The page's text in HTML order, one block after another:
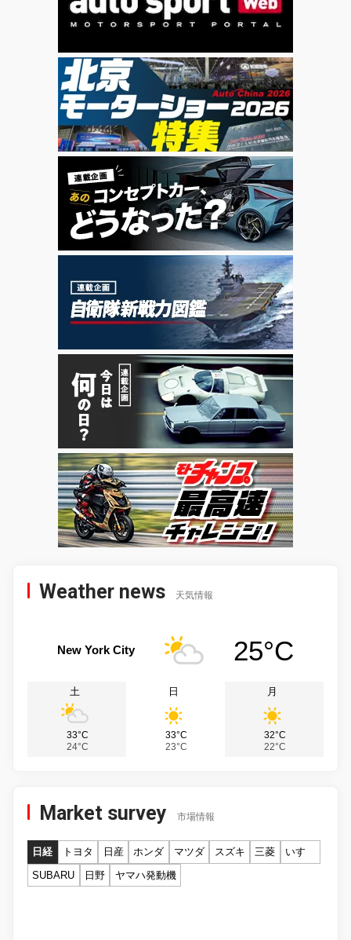
Weather news 天気情報
New York City 25°C
土
33°C
24°C
日
33°C
23°C
月
32°C
22°C
Market survey 市場情報
日経 トヨタ 日産 ホンダ マツダ スズキ 三菱
いすゞ
SUBARU
日野 ヤマハ発動機